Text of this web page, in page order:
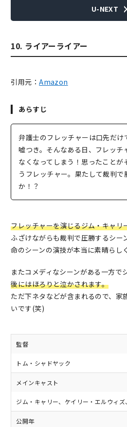
U-NEXT
10. ライアーライアー
引用元：Amazon
あらすじ
弁護士のフレッチャーは口先だけ
嘘つき。そんなある日、フレッチ
なくなってしまう！思ったことが
うフレッチャー。果たして裁判で
か！？
フレッチャーを演じるジム・キャリ
ふざけながらも裁判で圧勝するシー
命のシーンの演技が本当に素晴らし
またコメディなシーンがある一方で
後にはほろりと泣かされます。
ただ下ネタなどが含まれるので、家
いです(笑)
監督
トム・シャドヤック
メインキャスト
ジム・キャリー、ケイリー・エルウィ
公開年